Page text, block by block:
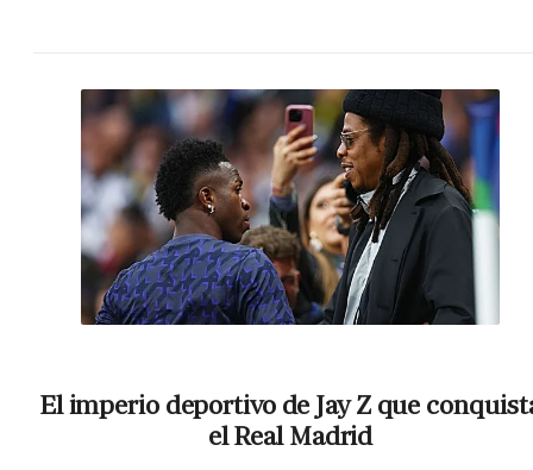
El imperio deportivo de Jay Z que
el Real Madrid